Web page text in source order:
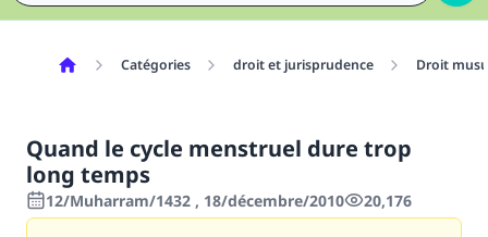
Catégories droit et jurisprudence Droit
Quand le cycle menstruel dure trop
long temps
12/Muharram/1432 , 18/décembre/2010 20,176